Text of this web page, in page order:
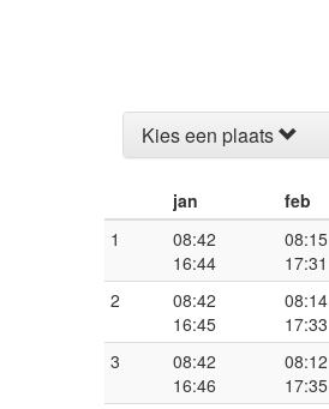
Kies een plaats
jan feb
1
08:42
16:44
08:15
17:31
2
08:42
16:45
08:14
17:33
3
08:42
16:46
08:12
17:35